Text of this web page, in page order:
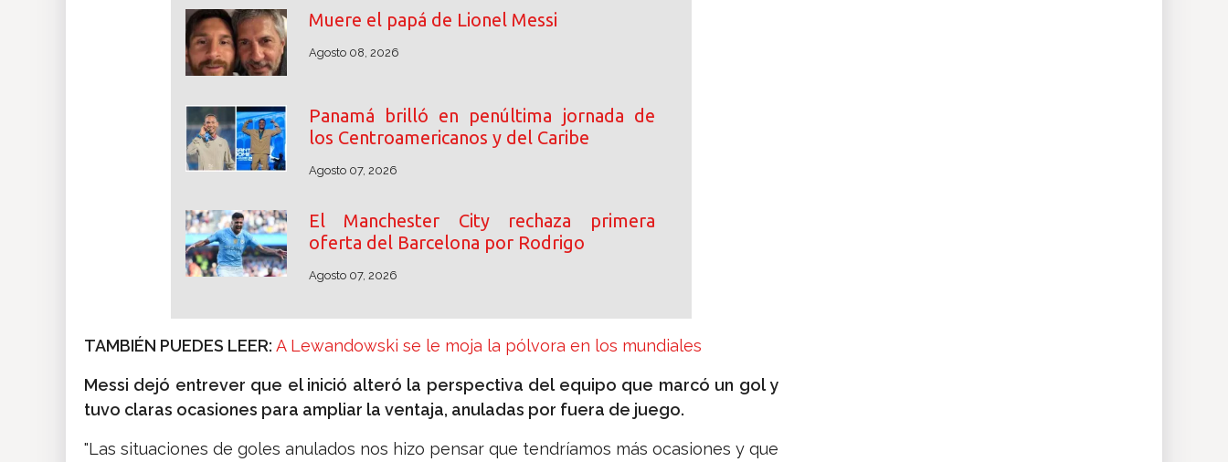
Muere el papá de Lionel Messi
Agosto 08, 2026
Panamá brilló en penúltima jornada de
los Centroamericanos y del Caribe
Agosto 07, 2026
El Manchester City rechaza primera
oferta del Barcelona por Rodrigo
Agosto 07, 2026
TAMBIÉN PUEDES LEER: A Lewandowski se le moja la pólvora en los mundiales
Messi dejó entrever que el inició alteró la perspectiva del equipo que marcó un gol y
tuvo claras ocasiones para ampliar la ventaja, anuladas por fuera de juego.
"Las situaciones de goles anulados nos hizo pensar que tendríamos más ocasiones y que